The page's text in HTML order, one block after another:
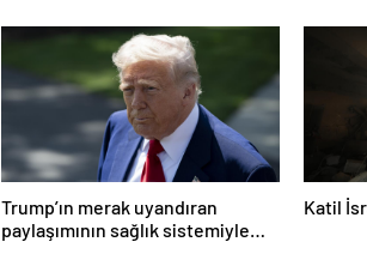
Trump’ın merak uyandıran
paylaşımının sağlık sistemiyle
Katil